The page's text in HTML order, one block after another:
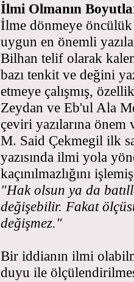
İlmi Olmanın
İlme dönmeye
uygun en önemli
Bilhan telif olarak
bazı tenkit ve değini
etmeye çalışmış,
Zeydan ve Eb'ul Ala
çeviri yazılarına
M. Said Çekmegil ilk
yazısında ilmi yola
kaçınılmazlığını
"Hak olsun ya da
değişebilir. Fakat
değişmez."
Bir iddianın ilmi
duyu ile